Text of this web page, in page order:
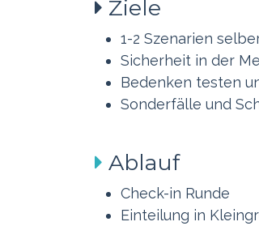
Ziele
​1-2 Szenarien
Sicherheit in der
Bedenken testen
Sonderfälle und
Ablauf
Check-in Runde
Einteilung in